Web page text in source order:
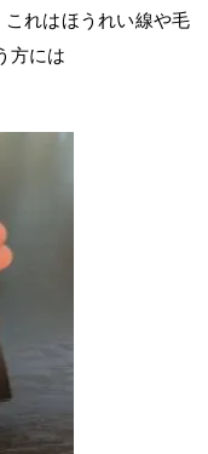
これはほうれい線や毛
方には